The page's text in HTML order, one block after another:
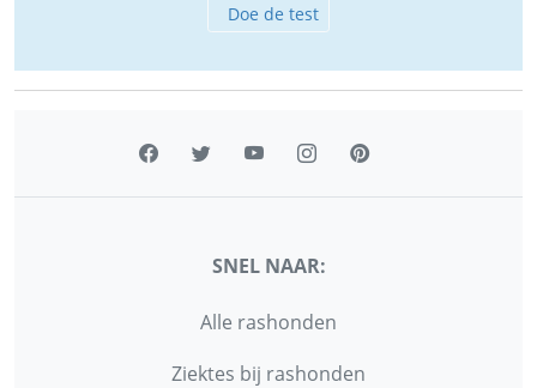
Doe de test
SNEL NAAR:
Alle rashonden
Ziektes bij rashonden